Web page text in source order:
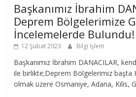
Başkanımız İbrahim
Deprem Bölgelerimize
İncelemelerde Bulundu!
12 Şubat 2023 Bilgi İşlem
Başkanımız İbrahim DANACILAR,
ile birlikte;Deprem Bölgelerimiz başta
olmak üzere Osmaniye, Adana, Kilis,